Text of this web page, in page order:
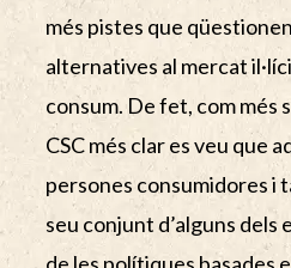
més pistes que
alternatives al mercat
consum. De fet, com més
CSC més clar es veu que
persones consumidores i
seu conjunt d’alguns